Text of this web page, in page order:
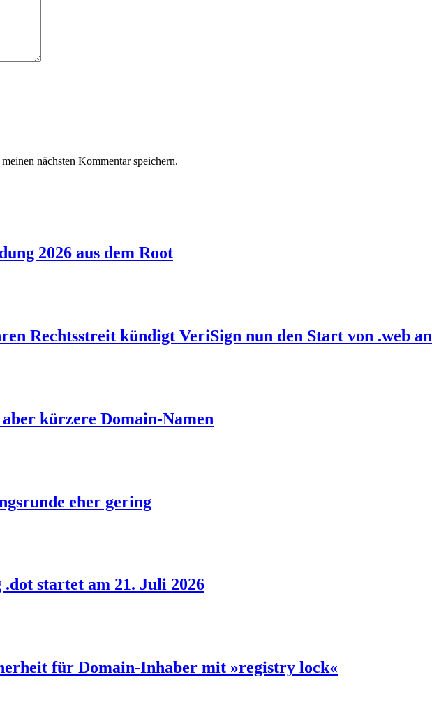
nächsten Kommentar speichern.
2026 aus dem Root
Rechtsstreit kündigt VeriSign nun den Start von .web an
kürzere Domain-Namen
eher gering
startet am 21. Juli 2026
für Domain-Inhaber mit »registry lock«